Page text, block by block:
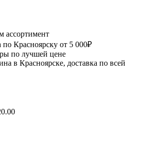
можно
выбрать
на
странице
товара.
ассортимент
по Красноярску от 5 000₽
по лучшей цене
в Красноярске, доставка по всей